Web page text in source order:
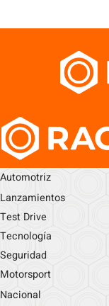
Automotriz
Lanzamientos
Test Drive
Tecnología
Seguridad
Motorsport
Nacional